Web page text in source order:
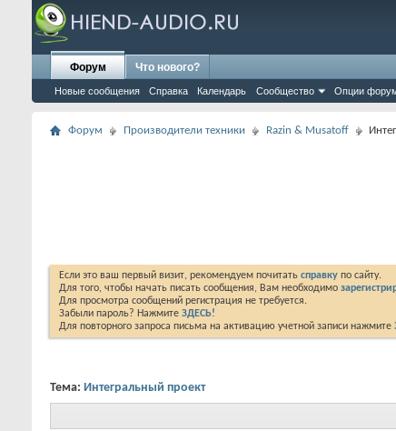
Форум
Новые сообщения Справка Календарь Сообщество Опции
Что нового?
Форум Производители техники Razin & Musatoff
Если это ваш первый визит, рекомендуем почитать справку по сайту.
Для того, чтобы начать писать сообщения, Вам необходимо
Для просмотра сообщений регистрация не требуется.
Забыли пароль? Нажмите ЗДЕСЬ!
Для повторного запроса письма на активацию учетной записи нажмите
Тема: Интегральный проект